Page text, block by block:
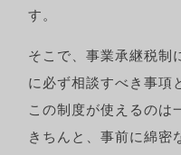
す。
そこで、事業承継税制
に必ず相談すべき事項
この制度が使えるのは
きちんと、事前に綿密